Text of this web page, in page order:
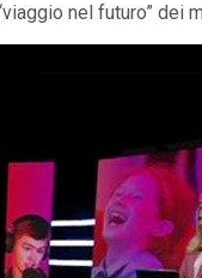
nel futuro” dei